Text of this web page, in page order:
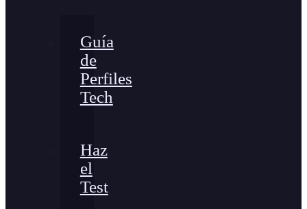
Guía
de
Perfiles
Tech
Haz
el
Test